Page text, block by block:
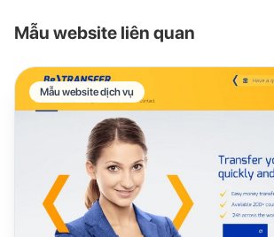
Mẫu website liên quan
Mẫu website dịch vụ